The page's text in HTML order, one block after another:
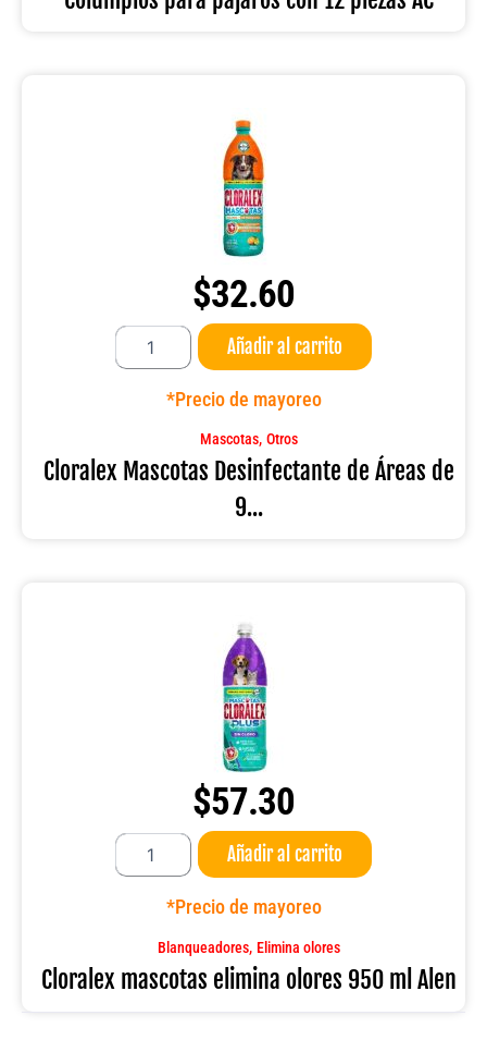
cantidad
$32.60
Cloralex
Mascotas
Desinfectante
950
ml
Añadir al carrito
*Precio de mayoreo
Mascotas, Otros
Cloralex Mascotas Desinfectante de Áreas de
9...
$57.30
Cloralex
mascotas
elimina
cantidad
Añadir al carrito
*Precio de mayoreo
Blanqueadores, Elimina olores
Cloralex mascotas elimina olores 950 ml Alen